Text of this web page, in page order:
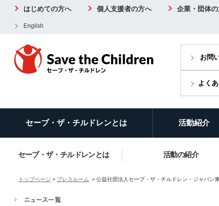
はじめての方へ 個人支援者の方へ 企業・団体
English
お問
よく
セーブ・ザ・チルドレンとは 活動紹介
セーブ・ザ・チルドレンとは 活動の紹介
トップページ > プレスルーム > 公益社団法人セーブ・ザ・チルドレン・ジャパン